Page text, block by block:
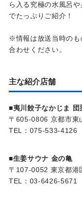
ら入る究極の水風呂
でたっぷりご紹介！
※情報は放送当時のも
合わせください。
主な紹介店舗
■夷川餃子なかじま
〒605-0806 京都市東
TEL：075-533-4126
■生姜サウナ 金の亀
〒107-0052 東京都
TEL：03-6426-5671